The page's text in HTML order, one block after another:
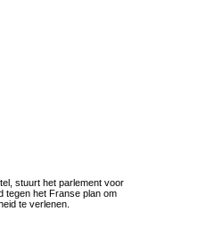
stuurt het parlement voor
tegen het Franse plan om
te verlenen.